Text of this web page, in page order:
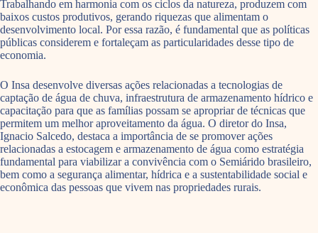
Trabalhando em harmonia com os ciclos da natureza, produzem com
baixos custos produtivos, gerando riquezas que alimentam o
desenvolvimento local. Por essa razão, é fundamental que as políticas
públicas considerem e fortaleçam as particularidades desse tipo de
economia.
O Insa desenvolve diversas ações relacionadas a tecnologias de
captação de água de chuva, infraestrutura de armazenamento hídrico e
capacitação para que as famílias possam se apropriar de técnicas que
permitem um melhor aproveitamento da água. O diretor do Insa,
Ignacio Salcedo, destaca a importância de se promover ações
relacionadas a estocagem e armazenamento de água como estratégia
fundamental para viabilizar a convivência com o Semiárido brasileiro,
bem como a segurança alimentar, hídrica e a sustentabilidade social e
econômica das pessoas que vivem nas propriedades rurais.